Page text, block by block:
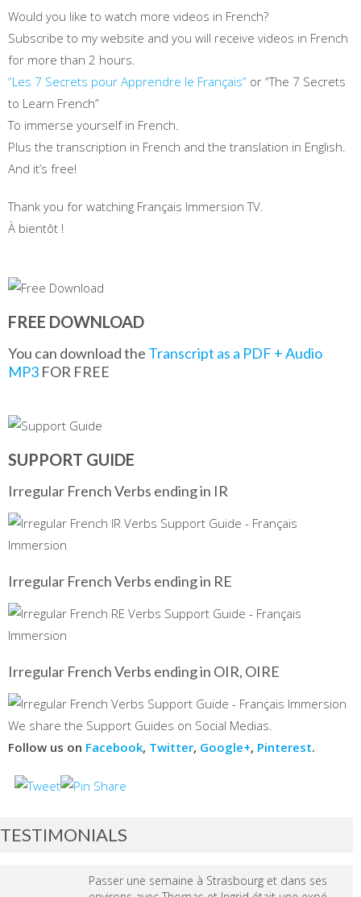
Would you like to watch more videos in French?
Subscribe to my website and you will receive videos in French
for more than 2 hours.
“Les 7 Secrets pour Apprendre le Français” or “The 7 Secrets
to Learn French”
To immerse yourself in French.
Plus the transcription in French and the translation in English.
And it’s free!
Thank you for watching Français Immersion TV.
À bientôt !
FREE DOWNLOAD
You can download the Transcript as a PDF + Audio
MP3 FOR FREE
SUPPORT GUIDE
Irregular French Verbs ending in IR
Irregular French Verbs ending in RE
Irregular French Verbs ending in OIR, OIRE
We share the Support Guides on Social Medias.
Follow us on Facebook, Twitter, Google+, Pinterest.
TESTIMONIALS
Passer une semaine à Strasbourg et dans ses